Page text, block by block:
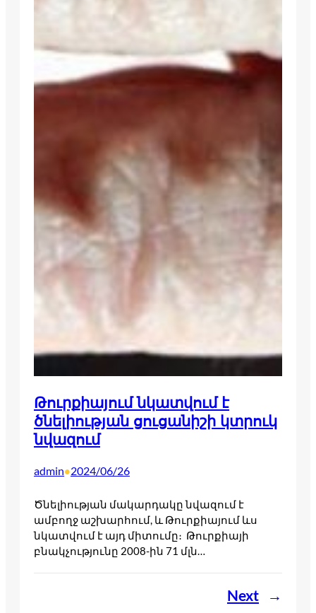
Թուրքիայում նկատվում է
ծնելիության ցուցանիշի կտրուկ
նվազում
admin•2024/06/26
Ծնելիության մակարդակը նվազում է
ամբողջ աշխարհում, և Թուրքիայում ևս
նկատվում է այդ միտումը։ Թուրքիայի
բնակչությունը 2008-ին 71 մլն…
Next →